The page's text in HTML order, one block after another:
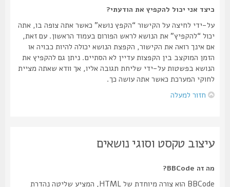
כיצד אני יכול להקפיץ את הודעתי?
על-ידי לחיצה על הקישור “הקפץ נושא” כאשר אתה צופה בו, אתה
יכול “להקפיץ” את הנושא לראש הפורום בעמוד הראשון. עם זאת,
אם אינך רואה את הקישור, הקפצת הנושא יכולה להיות כבויה או
הזמן המוקצב בין הקפצות עדיין לא הסתיים. ניתן גם להקפיץ את
הנושא בפשטות על-ידי שליחת תגובה אליו, אך וודא שאתה מציית
לחוקי המערכת כאשר אתה עושה כך.
חזור למעלה
עיצוב טקסט וסוגי נושאים
מה זה BBCode?
BBCode הוא צורה מיוחדת של HTML, המציע שליטה נהדרת